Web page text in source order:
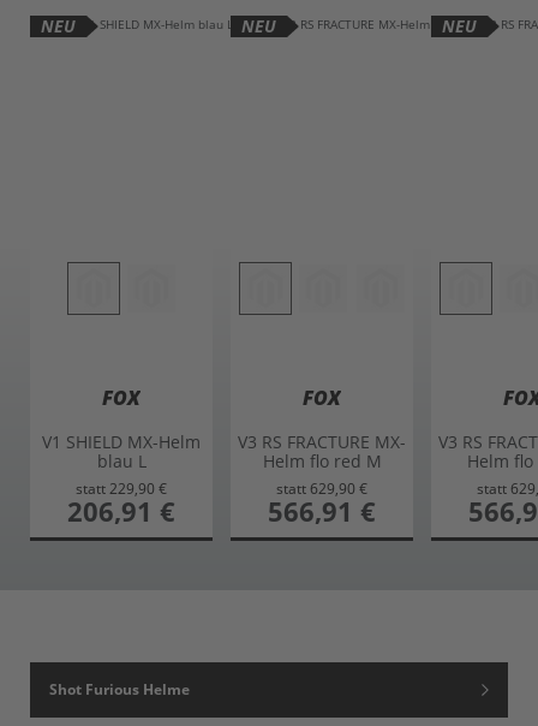
NEU
FOX
V1 SHIELD MX-Helm
blau L
statt229,90 €
sonderangebot
206,91 €
NEU
FOX
V3 RS FRACTURE MX-
Helm flo red M
statt 629,90 €
sonderangebot
566,91 €
NEU
V3 RS
Helm flo
statt
Shot Furious Helme